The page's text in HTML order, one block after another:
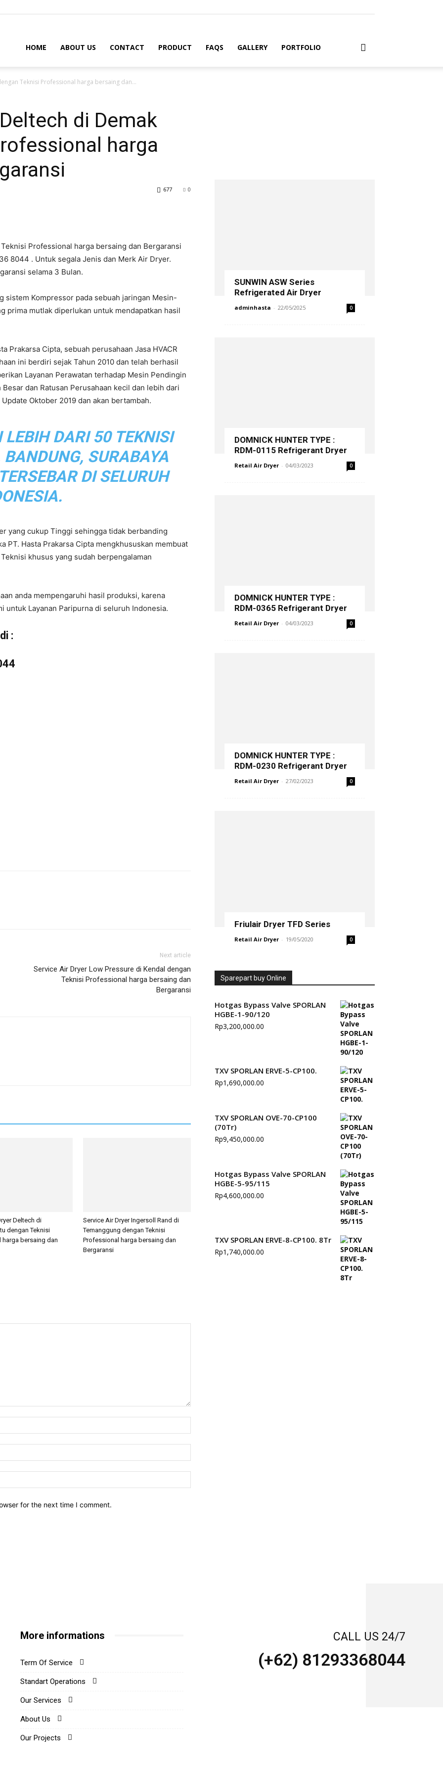
HOME ABOUT US CONTACT PRODUCT FAQS GALLERY PORTFOLIO
Teknisi Professional harga bersaing dan...
di Demak
harga
0
677
Professional harga bersaing dan Bergaransi
8044 . Untuk segala Jenis dan Merk Air Dryer.
selama 3 Bulan.
sistem Kompressor pada sebuah jaringan Mesin-
prima mutlak diperlukan untuk mendapatkan hasil
Prakarsa Cipta, sebuah perusahaan Jasa HVACR
ini berdiri sejak Tahun 2010 dan telah berhasil
Layanan Perawatan terhadap Mesin Pendingin
dan Ratusan Perusahaan kecil dan lebih dari
Oktober 2019 dan akan bertambah.
DARI 50 TEKNISI
SURABAYA
DI SELURUH
yang cukup Tinggi sehingga tidak berbanding
PT. Hasta Prakarsa Cipta mengkhususkan membuat
khusus yang sudah berpengalaman
anda mempengaruhi hasil produksi, karena
untuk Layanan Paripurna di seluruh Indonesia.
:
Next article
Service Air Dryer Low Pressure di Kendal dengan
Teknisi Professional harga bersaing dan
Bergaransi
Deltech di
dengan Teknisi
harga bersaing dan
Service Air Dryer Ingersoll Rand di
Temanggung dengan Teknisi
Professional harga bersaing dan
Bergaransi
for the next time I comment.
SUNWIN ASW Series
Refrigerated Air Dryer
adminhasta - 22/05/2025 0
DOMNICK HUNTER TYPE :
RDM-0115 Refrigerant Dryer
Retail Air Dryer - 04/03/2023 0
DOMNICK HUNTER TYPE :
RDM-0365 Refrigerant Dryer
Retail Air Dryer - 04/03/2023 0
DOMNICK HUNTER TYPE :
RDM-0230 Refrigerant Dryer
Retail Air Dryer - 27/02/2023 0
Friulair Dryer TFD Series
Retail Air Dryer - 19/05/2020 0
Sparepart buy Online
Hotgas Bypass Valve SPORLAN
HGBE-1-90/120
Rp3,200,000.00
TXV SPORLAN ERVE-5-CP100.
Rp1,690,000.00
TXV SPORLAN OVE-70-CP100
(70Tr)
Rp9,450,000.00
Hotgas Bypass Valve SPORLAN
HGBE-5-95/115
Rp4,600,000.00
TXV SPORLAN ERVE-8-CP100. 8Tr
Rp1,740,000.00
More informations
Term Of Service
Standart Operations
Our Services
About Us
Our Projects
CALL US 24/7
(+62) 81293368044